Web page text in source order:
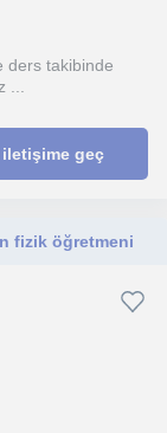
ders takibinde
geç
fizik öğretmeni